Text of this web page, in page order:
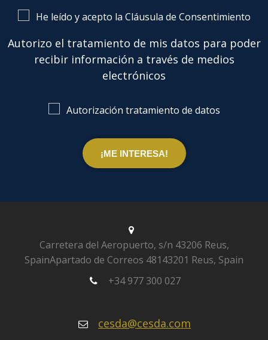
He leído y acepto la Cláusula de Consentimiento
Autorizo el tratamiento de mis datos para poder
recibir información a través de medios
electrónicos
Autorización tratamiento de datos
Carretera del Aeropuerto, s/n 43206 Reus,
SpainApartado de Correos 48143201 Reus, Spain
+34 977 300 027
cesda@cesda.com